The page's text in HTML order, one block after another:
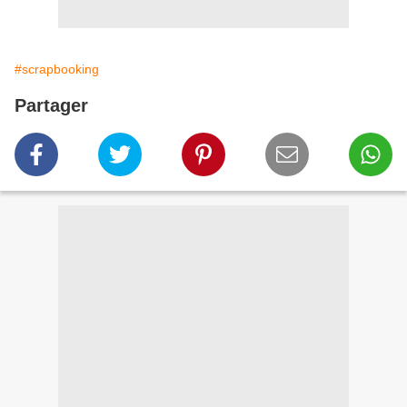
#scrapbooking
Partager